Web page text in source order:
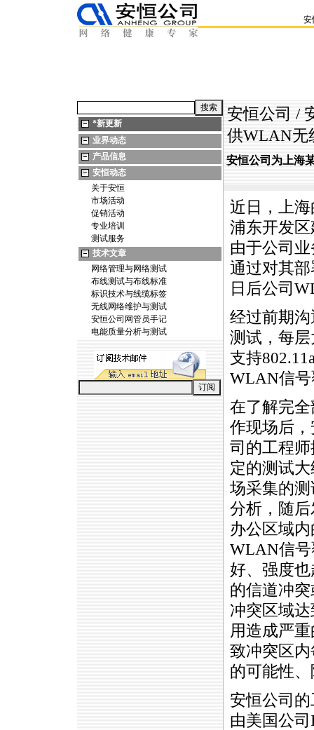
安
*新更新
业界动态
产品信息
安恒动态
关于安恒
市场活动
促销活动
专业培训
测试服务
技术文章
网络管理与网络测试
布线测试与布线标准
标识技术与线缆标签
无线网络维护与测试
安恒公司网管员手记
电能质量分析与测试
安恒公司 /
供WLAN无
安恒公司为上海
近日，上海
浦东开发
由于公司
通过对其
日后公司
经过前期
测试，每层
支持
WLAN信
在了解完
作现场后
司的工程
定的测试
场采集的
分析，随
办公区域内
WLAN信
好、强度
的信道冲
冲突区域
用造成严
致冲突区
的可能性
安恒公司
由美国公